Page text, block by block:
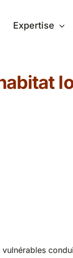
Expertise